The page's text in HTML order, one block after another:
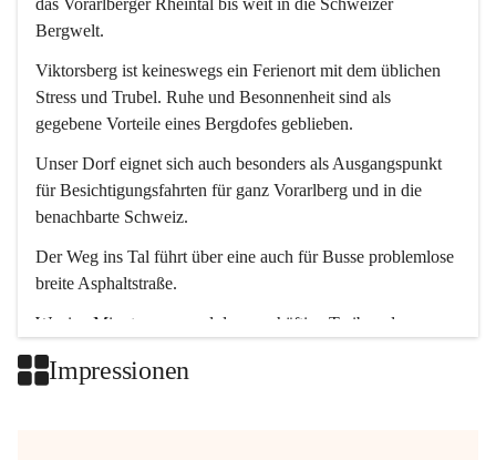
das Vorarlberger Rheintal bis weit in die Schweizer
Bergwelt.
Viktorsberg ist keineswegs ein Ferienort mit dem üblichen
Stress und Trubel. Ruhe und Besonnenheit sind als
gegebene Vorteile eines Bergdofes geblieben.
Unser Dorf eignet sich auch besonders als Ausgangspunkt
für Besichtigungsfahrten für ganz Vorarlberg und in die
benachbarte Schweiz.
Der Weg ins Tal führt über eine auch für Busse problemlose
breite Asphaltstraße.
Wenige Minuten nur, und das geschäftige Treiben der
Impressionen